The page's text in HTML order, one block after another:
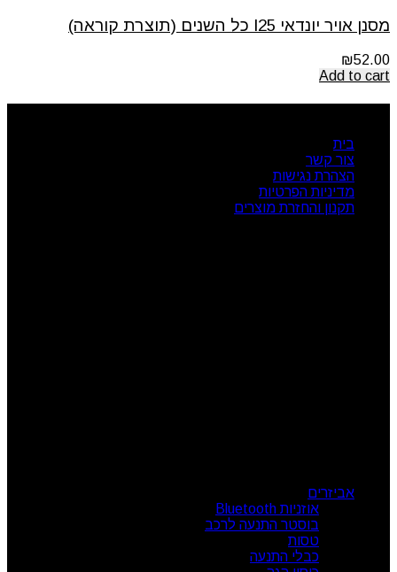
מסנן אויר יונדאי I25 כל השנים (תוצרת קוראה)
₪52.00
Add to cart
בית
צור קשר
הצהרת נגישות
מדיניות הפרטיות
תקנון והחזרת מוצרים
אביזרים
אוזניות Bluetooth
בוסטר התנעה לרכב
טסות
כבלי התנעה